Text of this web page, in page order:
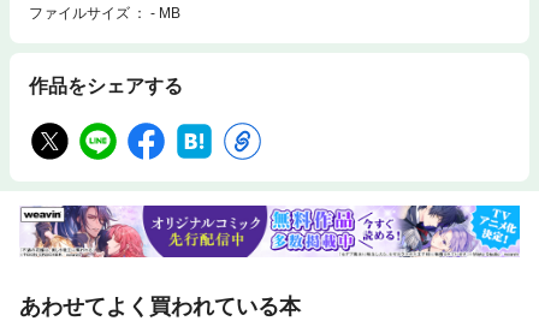
ファイルサイズ
- MB
作品をシェアする
あわせてよく買われている本